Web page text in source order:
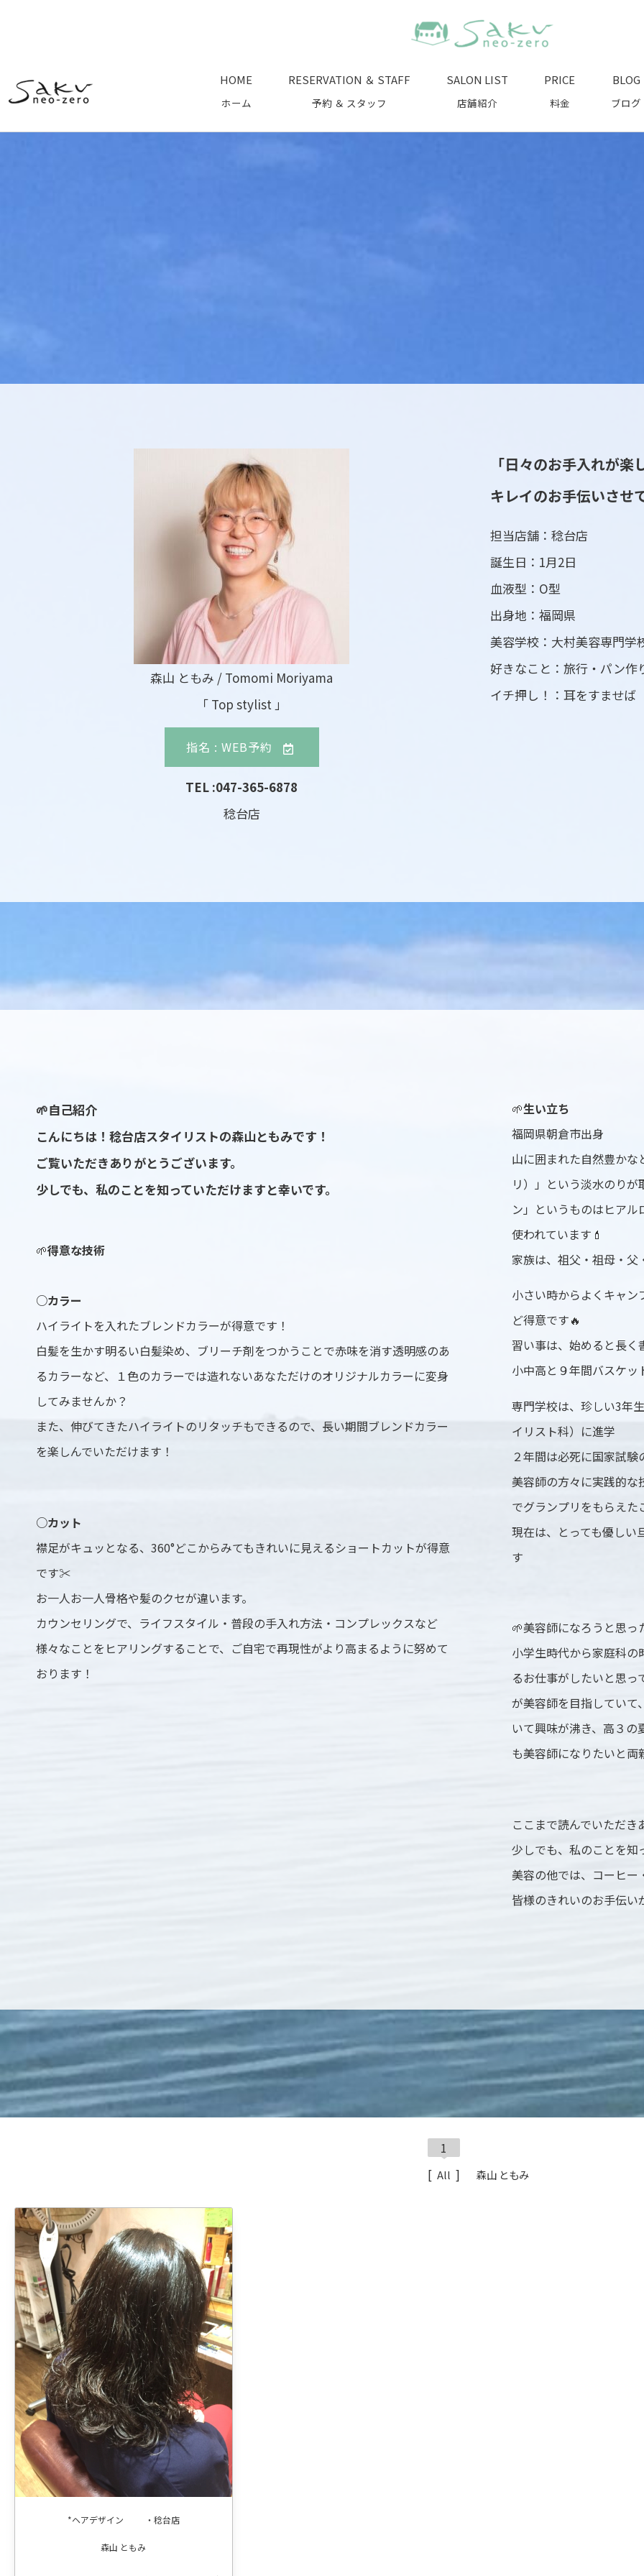
HOME
ホーム
RESERVATION ＆ STAFF
予約 ＆ スタッフ
SALON LIST
店舗紹介
PRICE
料金
BLOG
ブログ
森山 ともみ / Tomomi Moriyama
「 Top stylist 」
指名 : WEB予約
TEL :047-365-6878
稔台店
「日々のお手入れが
キレイのお手伝いさせ
担当店舗：稔台店
誕生日：1月2日
血液型：O型
出身地：福岡県
美容学校：大村美容専門学
好きなこと：旅行・パン作
イチ押し！：耳をすませば
🌱自己紹介
こんにちは！稔台店スタイリストの森山ともみです！
ご覧いただきありがとうございます。
少しでも、私のことを知っていただけますと幸いです。
🌱得意な技術
○カラー
ハイライトを入れたブレンドカラーが得意です！
白髪を生かす明るい白髪染め、ブリーチ剤をつかうことで赤味を消す透明感のあ
るカラーなど、１色のカラーでは造れないあなただけのオリジナルカラーに変身
してみませんか？
また、伸びてきたハイライトのリタッチもできるので、長い期間ブレンドカラー
を楽しんでいただけます！
○カット
襟足がキュッとなる、360°どこからみてもきれいに見えるショートカットが得意
です✂️
お一人お一人骨格や髪のクセが違います。
カウンセリングで、ライフスタイル・普段の手入れ方法・コンプレックスなど
様々なことをヒアリングすることで、ご自宅で再現性がより高まるように努めて
おります！
🌱生い立ち
福岡県朝倉市出身
山に囲まれた自然豊か
リ）」という淡水のり
ン」というものはヒア
使われています💄
家族は、祖父・祖母・
小さい時からよくキャン
ど得意です🔥
習い事は、始めると長く
小中高と９年間バスケ
専門学校は、珍しい3年
イリスト科）に進学
２年間は必死に国家試
美容師の方々に実践的な
でグランプリをもらえた
現在は、とっても優しい
す
🌱美容師になろうと思っ
小学生時代から家庭科
るお仕事がしたいと思
が美容師を目指していて
いて興味が沸き、高３
も美容師になりたいと両
ここまで読んでいただき
少しでも、私のことを知
美容の他では、コーヒ
皆様のきれいのお手伝い
1
All 森山 ともみ
*ヘアデザイン ・稔台店
森山 ともみ